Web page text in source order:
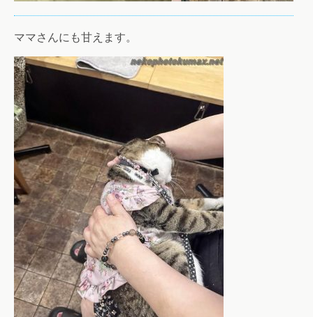
ママさんにも甘えます。